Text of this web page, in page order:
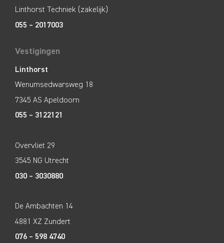
Linthorst Techniek (zakelijk)
055 – 2017003
Vestigingen
Linthorst
Wenumsedwarsweg 18
7345 AS Apeldoorn
055 – 3122121
Overvliet 29
3545 NG Utrecht
030 – 3030880
De Ambachten 14
4881 XZ Zundert
076 – 598 4740